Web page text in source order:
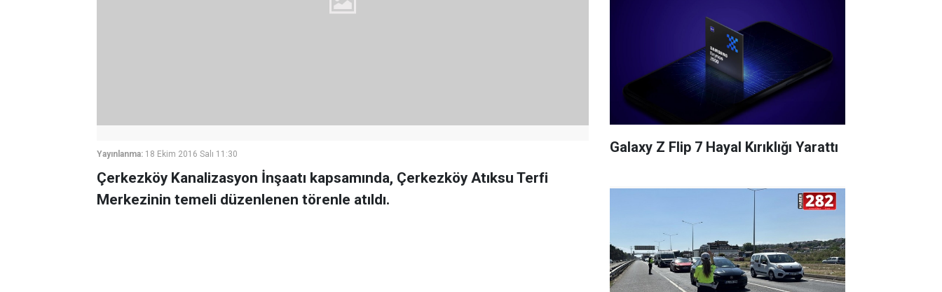
Yayınlanma: 18 Ekim 2016 Salı 11:30
Çerkezköy Kanalizasyon İnşaatı kapsamında, Çerkezköy Atıksu Terfi
Merkezinin temeli düzenlenen törenle atıldı.
Galaxy Z Flip 7 Hayal Kırıklığı Yarattı